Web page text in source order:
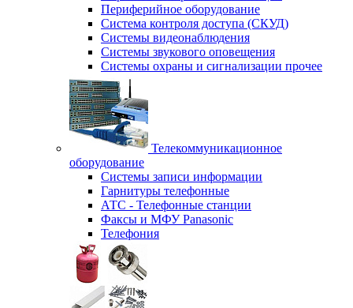
Периферийное оборудование
Система контроля доступа (СКУД)
Системы видеонаблюдения
Системы звукового оповещения
Системы охраны и сигнализации прочее
Телекоммуникационное
оборудование
Системы записи информации
Гарнитуры телефонные
АТС - Телефонные станции
Факсы и МФУ Panasonic
Телефония